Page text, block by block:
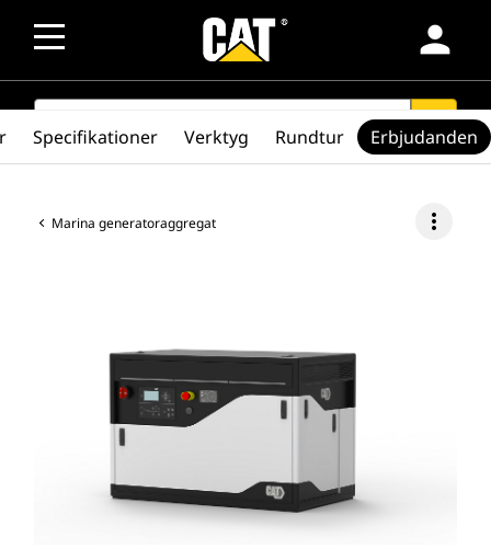
person
SEARCH search
Marina generatoraggregat more_vert
Specifikationer Verktyg Rundtur Erbjudanden